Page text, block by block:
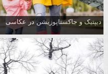
دیپتیک و جاکستا‌پوزیشن در عکاسی